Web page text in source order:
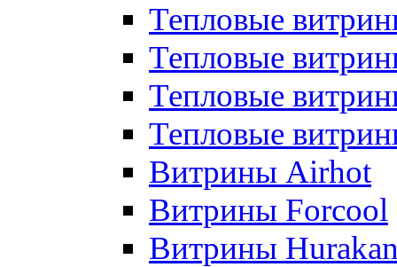
Тепловые
Тепловые
Тепловые
Тепловые
Витрины Airhot
Витрины Forcool
Витрины